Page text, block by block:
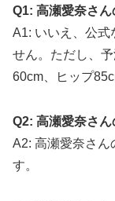
Q1: 高瀬愛奈さ
A1: いいえ、公式
せん。ただし、
60cm、ヒップ
Q2: 高瀬愛奈さ
A2: 高瀬愛奈さん
す。